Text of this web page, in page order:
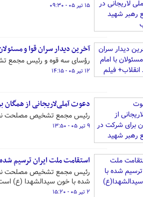
۱۵ تیر ۰۵ - ۰۹:۳۰
آخرین دیدار سران قوا و
رؤسای سه قوه و رئیس مجمع
۱۲ تیر ۰۵ - ۱۴:۱۵
دعوت آملی‌لاریجانی از
رئیس مجمع تشخیص مصلحت
۹ تیر ۰۵ - ۱۳:۵۰
استقامت ملت ایران ترسیم
رئیس مجمع تشخیص مصلحت
شده با خون سیدالشهدا (ع)
۲ تیر ۰۵ - ۱۵:۲۰